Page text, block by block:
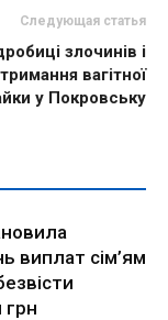
Следующая статья
злочинів і
вагітної
у Покровську
виплат сім’ям
грн